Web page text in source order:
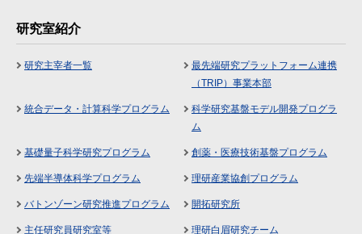
研究室紹介
研究主宰者一覧
最先端研究プラットフォーム連携
（TRIP）事業本部
統合データ・計算科学プログラム
科学研究基盤モデル開発プログラ
ム
基礎量子科学研究プログラム 創薬・医療技術基盤プログラム
先端半導体科学プログラム 理研産業協創プログラム
バトンゾーン研究推進プログラム 開拓研究所
主任研究員研究室等 理研白眉研究チーム